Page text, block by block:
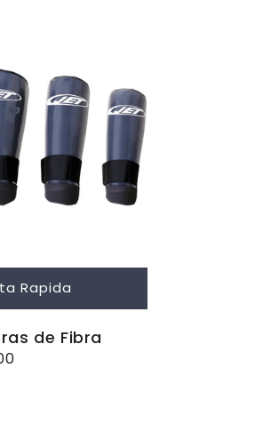
Rapida
de Fibra